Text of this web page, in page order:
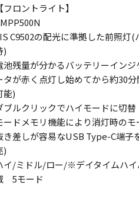
ン
ゲ
リ
オ
ン
限
¥6,930
。
は
。
【フロントライト】
C9502の配光に準拠した前照灯
)
池残量が分かるバッテリーイン
タが赤く点灯し始めてから約30
能)
ブルクリックでハイモードに切替
ードメモリ機能により消灯時の
き差しが容易なUSB Type-C端子
)
イ/ミドル/ロー/※デイタイムハ
5モード